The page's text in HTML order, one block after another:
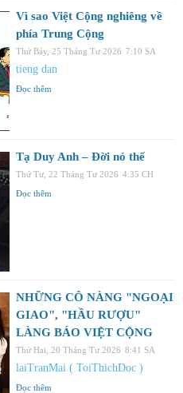
Vì sao Việt Cộng nghiêng về
phía Trung Cộng
Thứ Bảy, 25 Tháng Tư 2026 7:10 SA
tieng dan
Đọc thêm
Tạ Duy Anh – Đời nó thế
Thứ Tư, 22 Tháng Tư 2026 4:35 CH
Đọc thêm
NHỮNG CÔ NÀNG "NGOẠI
GIAO", "HẦU RƯỢU"
LÀNG BÁO VIỆT CỘNG
Thứ Hai, 20 Tháng Tư 2026 8:41 SA
laiTranMai ( ToiThichDoc )
Đọc thêm